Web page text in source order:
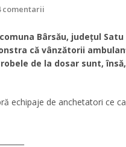
comentarii
Bârsău, județul
că vânzătorii
de la dosar sunt,
echipaje de anchetatori ce